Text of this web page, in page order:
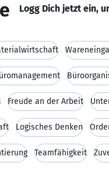
Logg Dich jetzt ein,
Freude an der Arbeit
Logisches Denken
Teamfähigkeit